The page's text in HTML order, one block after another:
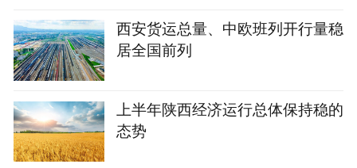
西安货运总量、中欧班列开行量稳
居全国前列
上半年陕西经济运行总体保持稳的
态势